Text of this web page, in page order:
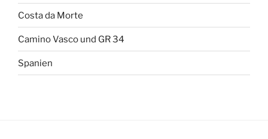
Costa da Morte
Camino Vasco und GR 34
Spanien